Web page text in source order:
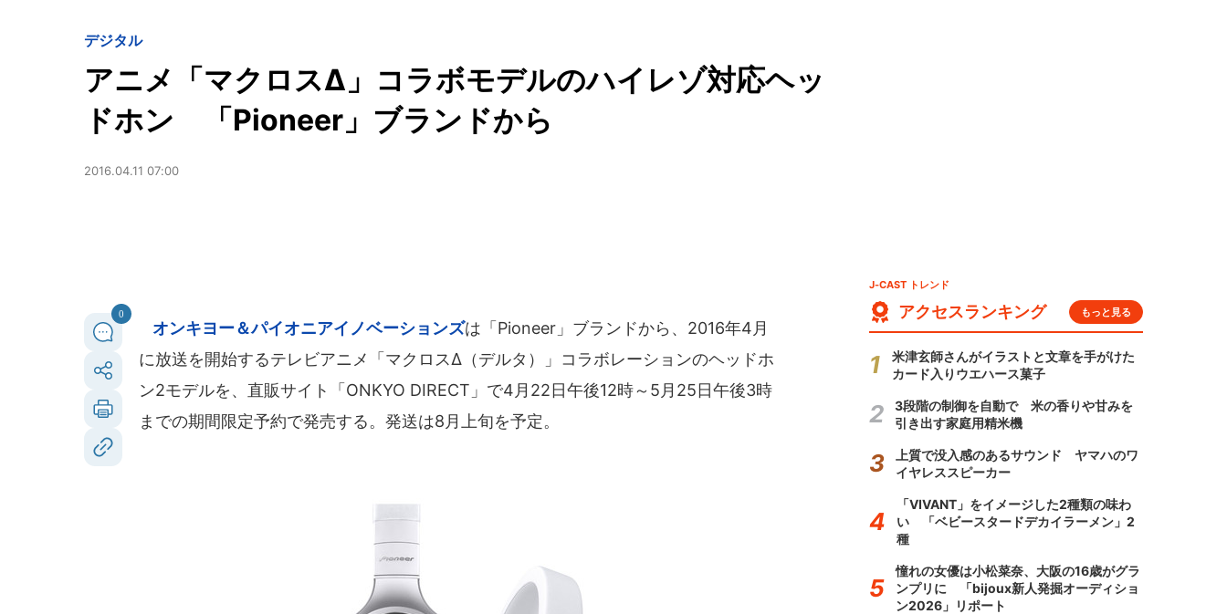
デジタル
アニメ「マクロスΔ」コラボモデルのハイレゾ対応ヘッ
ドホン 「Pioneer」ブランドから
2016.04.11 07:00
0
オンキヨー＆パイオニアイノベーションズは「Pioneer」ブランドから、2016年4月
に放送を開始するテレビアニメ「マクロスΔ（デルタ）」コラボレーションのヘッドホ
ン2モデルを、直販サイト「ONKYO DIRECT」で4月22日午後12時～5月25日午後3時
までの期間限定予約で発売する。発送は8月上旬を予定。
J-CAST トレンド
アクセスランキング もっと見る
米津玄師さんがイラストと文章を手がけた
カード入りウエハース菓子
3段階の制御を自動で 米の香りや甘みを
引き出す家庭用精米機
上質で没入感のあるサウンド ヤマハのワ
イヤレススピーカー
「VIVANT」をイメージした2種類の味わ
い 「ベビースタードデカイラーメン」2
種
憧れの女優は小松菜奈、大阪の16歳がグラ
ンプリに 「bijoux新人発掘オーディショ
ン2026」リポート